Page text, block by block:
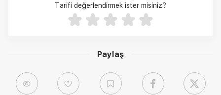
Paylaş
Tarifi değerlendirmek ister misiniz?